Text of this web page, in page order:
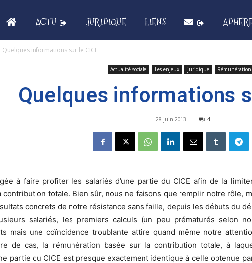
ACTU JURIDIQUE LIENS
Quelques informations sur le CICE
Actualité sociale Les enjeux juridique Rémunération
Quelques informations
28 juin 2013 4
à faire profiter les salariés d’une partie du CICE afin de la
contribution totale. Bien sûr, nous ne faisons que remplir notre rôle,
concrets de notre résistance sans faille, depuis les débuts du
salariés, les premiers calculs (un peu prématurés selon
mais une coïncidence troublante attire quand même notre
de cas, la rémunération basée sur la contribution totale, à
partie du CICE est presque exactement identique à celle obtenue